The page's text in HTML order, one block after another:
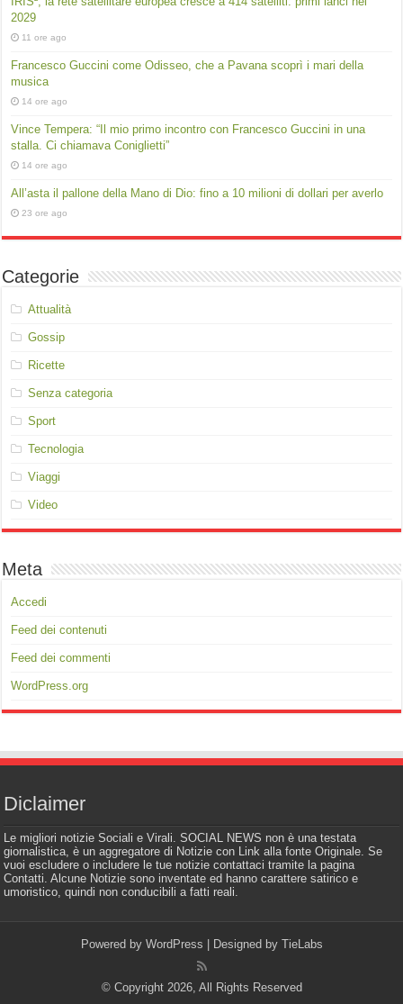
2029
11 ore ago
Francesco Guccini come Odisseo, che a Pavana scoprì i mari della
musica
14 ore ago
Vince Tempera: “Il mio primo incontro con Francesco Guccini in una
stalla. Ci chiamava Coniglietti”
14 ore ago
All’asta il pallone della Mano di Dio: fino a 10 milioni di dollari per averlo
23 ore ago
Categorie
Attualità
Gossip
Ricette
Senza categoria
Sport
Tecnologia
Viaggi
Video
Meta
Accedi
Feed dei contenuti
Feed dei commenti
WordPress.org
Diclaimer
Le migliori notizie Sociali e Virali. SOCIAL NEWS non è una testata
giornalistica, è un aggregatore di Notizie con Link alla fonte Originale. Se
vuoi escludere o includere le tue notizie contattaci tramite la pagina
Contatti. Alcune Notizie sono inventate ed hanno carattere satirico e
umoristico, quindi non conducibili a fatti reali.
Powered by WordPress | Designed by TieLabs
© Copyright 2026, All Rights Reserved